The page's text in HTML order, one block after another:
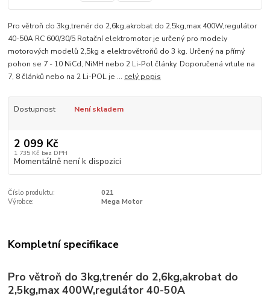
Pro větroň do 3kg,trenér do 2,6kg,akrobat do 2,5kg,max 400W,regulátor
40-50A RC 600/30/5 Rotační elektromotor je určený pro modely
motorových modelů 2,5kg a elektrovětroňů do 3 kg. Určený na přímý
pohon se 7 - 10 NiCd, NiMH nebo 2 Li-Pol články. Doporučená vrtule na
7, 8 článků nebo na 2 Li-POL je ... celý popis
Dostupnost Není skladem
2 099 Kč
1 735 Kč bez DPH
Momentálně není k dispozici
Číslo produktu:
021
Výrobce:
Mega Motor
Kompletní specifikace
Pro větroň do 3kg,trenér do 2,6kg,akrobat do
2,5kg,max 400W,regulátor 40-50A